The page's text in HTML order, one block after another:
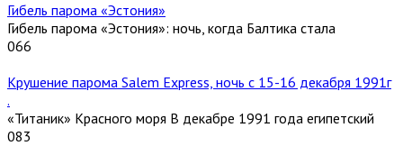
Гибель парома «Эстония»
Гибель парома «Эстония»: ночь, когда Балтика стала
066
Крушение парома Salem Express, ночь с 15-16 декабря 1991г
.
«Титаник» Красного моря В декабре 1991 года египетский
083